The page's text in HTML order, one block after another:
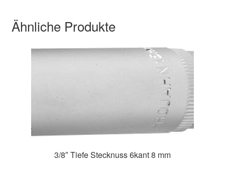
Ähnliche Produkte
3/8″ Tiefe Stecknuss 6kant 8 mm